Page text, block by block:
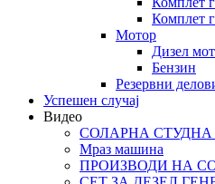
Комплет
Мотор
Дизел
Бензин
Резервни
Успешен случај
Видео
СОЛАРНА СТУДНА
Мраз машина
ПРОИЗВОДИ НА